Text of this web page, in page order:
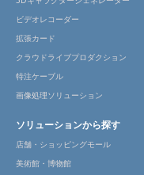
ビデオレコーダー
拡張カード
クラウドライブプロダクション
特注ケーブル
画像処理ソリューション
ソリューションから探す
店舗・ショッピングモール
美術館・博物館